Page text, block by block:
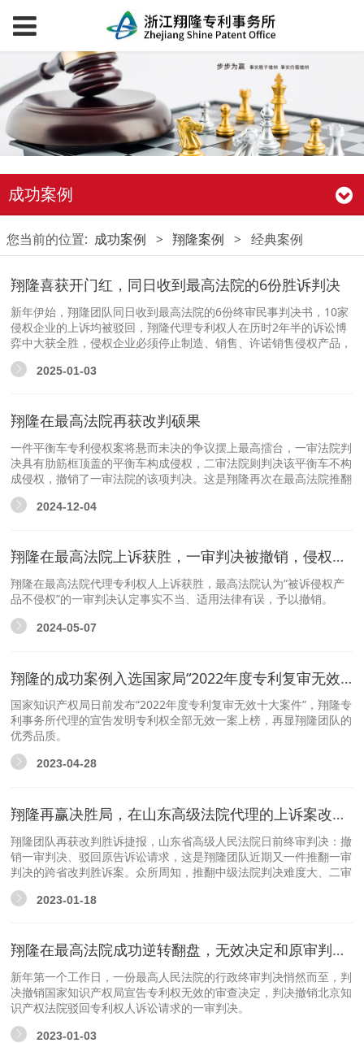
成功案例
您当前的位置: 成功案例 > 翔隆案例 > 经典案例
翔隆喜获开门红，同日收到最高法院的6份胜诉判决
2025-01-03
新年伊始，翔隆团队同日收到最高法院的6份终审民事判决书，10家
侵权企业的上诉均被驳回，翔隆代理专利权人在历时2年半的诉讼博
弈中大获全胜，侵权企业必须停止制造、销售、许诺销售侵权产品，
赔偿经济损失数百万元。
翔隆在最高法院再获改判硕果
2024-12-04
一件平衡车专利侵权案将悬而未决的争议摆上最高擂台，一审法院判
决具有肋筋框顶盖的平衡车构成侵权，二审法院则判决该平衡车不构
成侵权，撤销了一审法院的该项判决。这是翔隆再次在最高法院推翻
一审判决获得的改判硕果，深受赞赏。
翔隆在最高法院上诉获胜，一审判决被撤销，侵权人被追责
2024-05-07
翔隆在最高法院代理专利权人上诉获胜，最高法院认为“被诉侵权产
品不侵权”的一审判决认定事实不当、适用法律有误，予以撤销。
翔隆的成功案例入选国家局“2022年度专利复审无效十大案件”
2023-04-28
国家知识产权局日前发布“2022年度专利复审无效十大案件”，翔隆专
利事务所代理的宣告发明专利权全部无效一案上榜，再显翔隆团队的
优秀品质。
翔隆再赢决胜局，在山东高级法院代理的上诉案改判胜诉
2023-01-18
翔隆团队再获改判胜诉捷报，山东省高级人民法院日前终审判决：撤
销一审判决、驳回原告诉讼请求，这是翔隆团队近期又一件推翻一审
判决的跨省改判胜诉案。众所周知，推翻中级法院判决难度大、二审
改判率仅为百分比的个位数，成功来之不易。本案既体现了高级法院
的严谨公正，也离不开翔隆团队的坚韧执着力
翔隆在最高法院成功逆转翻盘，无效决定和原审判决被依法撤销
2023-01-03
新年第一个工作日，一份最高人民法院的行政终审判决悄然而至，判
决撤销国家知识产权局宣告专利权无效的审查决定，判决撤销北京知
识产权法院驳回专利权人诉讼请求的一审判决。